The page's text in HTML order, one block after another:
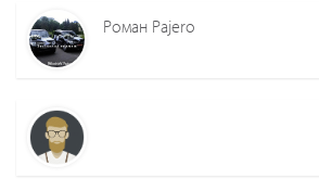
Роман Pajero